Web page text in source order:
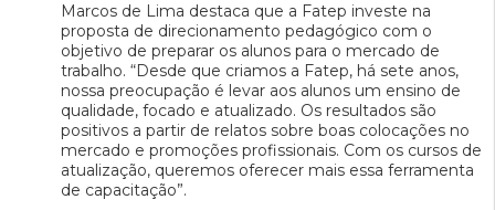
Marcos de Lima destaca que a Fatep investe na
proposta de direcionamento pedagógico com o
objetivo de preparar os alunos para o mercado de
trabalho. “Desde que criamos a Fatep, há sete anos,
nossa preocupação é levar aos alunos um ensino de
qualidade, focado e atualizado. Os resultados são
positivos a partir de relatos sobre boas colocações no
mercado e promoções profissionais. Com os cursos de
atualização, queremos oferecer mais essa ferramenta
de capacitação”.